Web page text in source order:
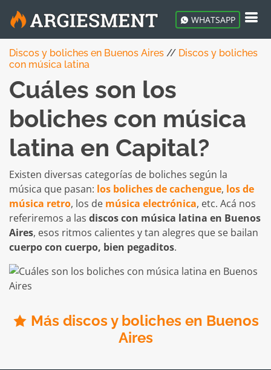
WHATSAPP
Discos y boliches en Buenos Aires // Discos y boliches
con música latina
Cuáles son los
boliches con música
latina en Capital?
Existen diversas categorías de boliches según la
música que pasan: los boliches de cachengue, los de
música retro, los de música electrónica, etc. Acá nos
referiremos a las discos con música latina en Buenos
Aires, esos ritmos calientes y tan alegres que se bailan
cuerpo con cuerpo, bien pegaditos.
Más discos y boliches en Buenos
Aires